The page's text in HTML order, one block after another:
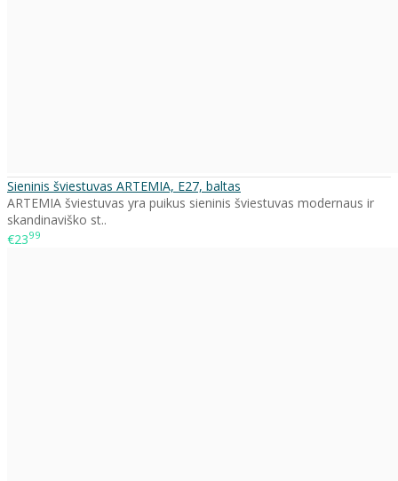
Sieninis šviestuvas ARTEMIA, E27, baltas
ARTEMIA šviestuvas yra puikus sieninis šviestuvas modernaus ir
skandinaviško st..
€2399